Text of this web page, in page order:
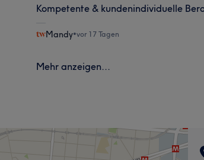
Kompetente & kundenindividuelle
Mandy•vor 17 Tagen
Mehr anzeigen...